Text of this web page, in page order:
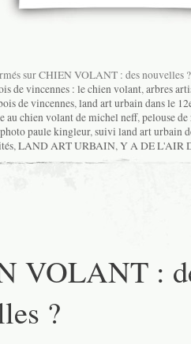
sur CHIEN VOLANT : des nouvelles ?
de vincennes : le chien volant, arbres
de vincennes, land art urbain dans le
au chien volant de michel neff, pelouse
photo paule kingleur, suivi land art urbain
, LAND ART URBAIN, Y A DE L'AIR
VOLANT :
?